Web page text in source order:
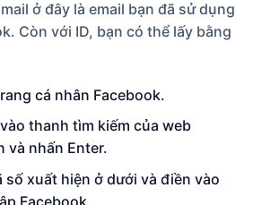
ở đây là email bạn đã sử dụng
Còn với ID, bạn có thể lấy bằng
cá nhân Facebook.
thanh tìm kiếm của web
và nhấn Enter.
số xuất hiện ở dưới và điền vào
Facebook.